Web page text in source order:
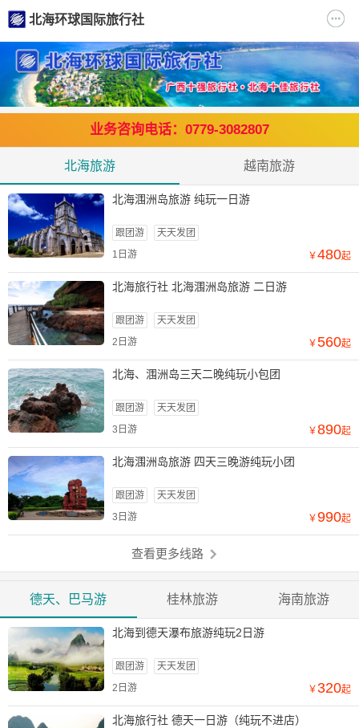
北海环球国际旅行社
业务咨询电话：0779-3082807
北海旅游 越南旅游
北海涠洲岛旅游 纯玩一日游
跟团游
天天发团
1日游
￥480起
北海旅行社 北海涠洲岛旅游 二日游
跟团游
天天发团
2日游
￥560起
北海、涠洲岛三天二晚纯玩小包团
跟团游
天天发团
3日游
￥890起
北海涠洲岛旅游 四天三晚游纯玩小团
跟团游
天天发团
3日游
￥990起
查看更多线路
德天、巴马游 桂林旅游 海南旅游
北海到德天瀑布旅游纯玩2日游
跟团游
天天发团
2日游
￥320起
北海旅行社 德天一日游（纯玩不进店）